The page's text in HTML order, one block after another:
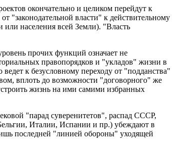
окончательно и целиком перейдут к
"законодательной власти" к действительному
населения всей Земли). "Власть
прочих функций означает не
правопорядков и "укладов" жизни в
к безусловному переходу от "подданства"
вплоть до возможности "договорного" же
жизнь на ими самими избранных
"парад суверенитетов", распад СССР,
Италии, Испании и пр.) убеждают в
последней "линией обороны" уходящей